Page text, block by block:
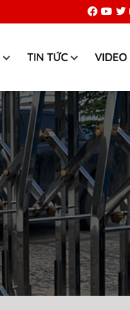
TIN TỨC VIDEO